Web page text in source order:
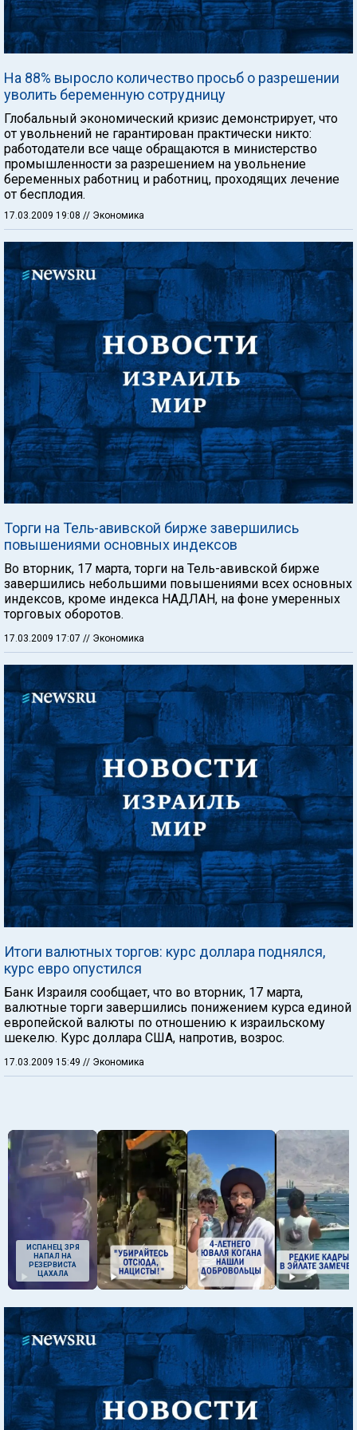
На 88% выросло количество просьб о разрешении
уволить беременную сотрудницу
Глобальный экономический кризис демонстрирует, что
от увольнений не гарантирован практически никто:
работодатели все чаще обращаются в министерство
промышленности за разрешением на увольнение
беременных работниц и работниц, проходящих лечение
от бесплодия.
17.03.2009 19:08 // Экономика
Торги на Тель-авивской бирже завершились
повышениями основных индексов
Во вторник, 17 марта, торги на Тель-авивской бирже
завершились небольшими повышениями всех основных
индексов, кроме индекса НАДЛАН, на фоне умеренных
торговых оборотов.
17.03.2009 17:07 // Экономика
Итоги валютных торгов: курс доллара поднялся,
курс евро опустился
Банк Израиля сообщает, что во вторник, 17 марта,
валютные торги завершились понижением курса единой
европейской валюты по отношению к израильскому
шекелю. Курс доллара США, напротив, возрос.
17.03.2009 15:49 // Экономика
ИСПАНЕЦ ЗРЯ
НАПАЛ НА
РЕЗЕРВИСТА
ЦАХАЛА